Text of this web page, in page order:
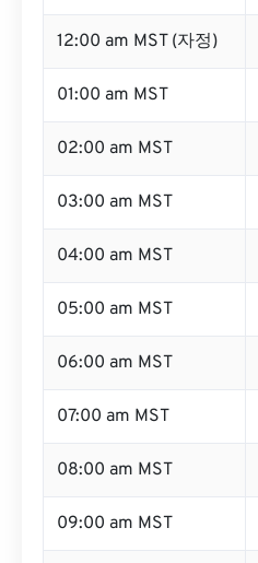
12:00 am MST (자정)
01:00 am MST
02:00 am MST
03:00 am MST
04:00 am MST
05:00 am MST
06:00 am MST
07:00 am MST
08:00 am MST
09:00 am MST